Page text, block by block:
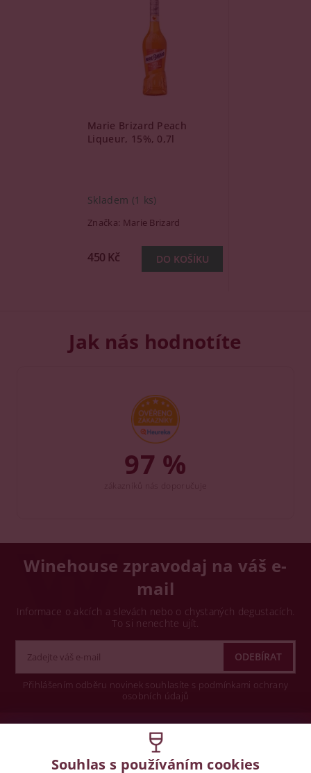
Marie Brizard Peach
Liqueur, 15%, 0,7l
Skladem (1 ks)
Značka: Marie Brizard
450 Kč
Jak nás hodnotíte
97 %
Winehouse zpravodaj na váš e-
mail
Informace o akcích a slevách nebo o chystaných degustacích.
To si nenechte ujít.
Přihlášením odběru novinek souhlasíte s podmínkami ochrany
osobních údajů
Souhlas s používáním cookies